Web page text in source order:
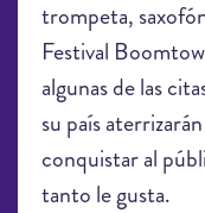
trompeta,
Festival
algunas de las
su país
conquistar al
tanto le gusta.